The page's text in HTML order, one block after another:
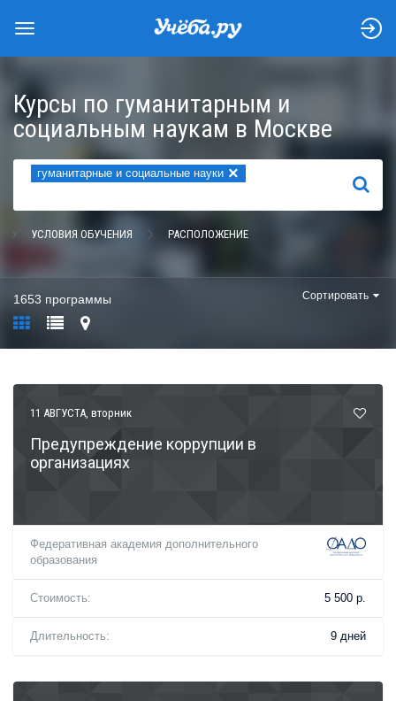
Курсы по гуманитарным и
социальным наукам в Москве
гуманитарные и социальные науки ×
НАЙТИ
УСЛОВИЯ ОБУЧЕНИЯ РАСПОЛОЖЕНИЕ
1653 программы Сортировать
11 АВГУСТА, вторник
Предупреждение коррупции в
организациях
Федеративная академия дополнительного
образования
Стоимость: 5 500 р.
Длительность: 9 дней